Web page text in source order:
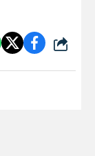
شارك